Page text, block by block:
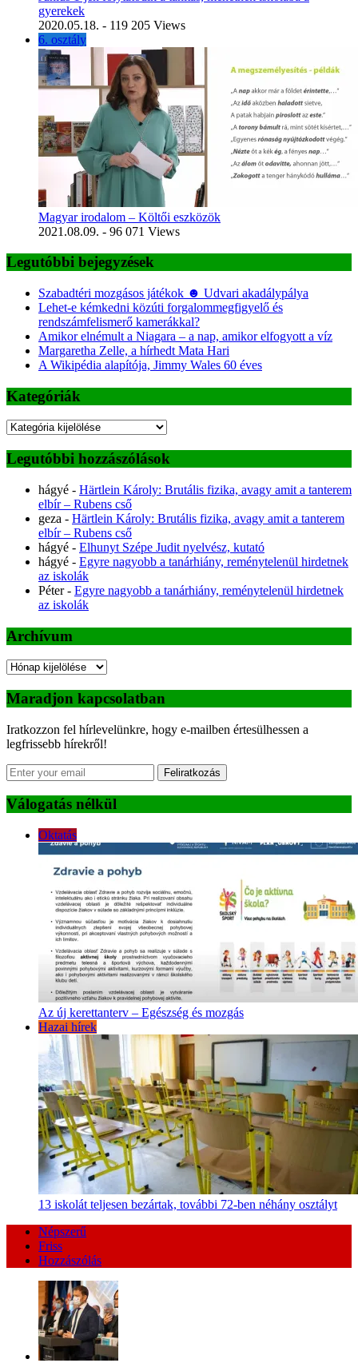
gyerekek
2020.05.18. - 119 205 Views
6. osztály
Magyar irodalom – Költői eszközök
2021.08.09. - 96 071 Views
Legutóbbi bejegyzések
Szabadtéri mozgásos játékok ☻ Udvari akadálypálya
Lehet-e kémkedni közúti forgalommegfigyelő és
rendszámfelismerő kamerákkal?
Amikor elnémult a Niagara – a nap, amikor elfogyott a víz
Margaretha Zelle, a hírhedt Mata Hari
A Wikipédia alapítója, Jimmy Wales 60 éves
Kategóriák
Kategóriák
Legutóbbi hozzászólások
hágyé - Härtlein Károly: Brutális fizika, avagy amit a tanterem
elbír – Rubens cső
geza - Härtlein Károly: Brutális fizika, avagy amit a tanterem
elbír – Rubens cső
hágyé - Elhunyt Szépe Judit nyelvész, kutató
hágyé - Egyre nagyobb a tanárhiány, reménytelenül hirdetnek
az iskolák
Péter- Egyre nagyobb a tanárhiány, reménytelenül hirdetnek
az iskolák
Archívum
Archívum
Maradjon kapcsolatban
Iratkozzon fel hírlevelünkre, hogy e-mailben értesülhessen a
legfrissebb hírekről!
Feliratkozás
Válogatás nélkül
Oktatás
Az új kerettanterv – Egészség és mozgás
Hazai hírek
13 iskolát teljesen bezártak, további 72-ben néhány osztályt
Népszerű
Friss
Hozzászólás